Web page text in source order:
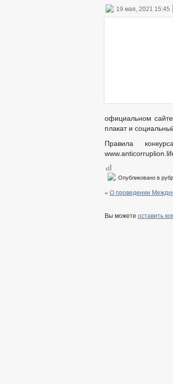
19 мая, 2021 15:45
официальном
плакат и
Правила
Опубликовано в
« О проведении
Вы можете оставить